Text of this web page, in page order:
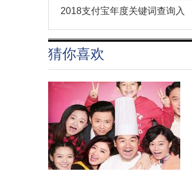
2018支付宝年度关键词查询入
口
猜你喜欢